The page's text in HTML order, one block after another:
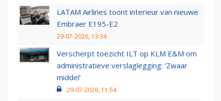
LATAM Airlines toont interieur van nieuwe
Embraer E195-E2
29-07-2026, 13:34
Verscherpt toezicht ILT op KLM E&M om
administratieve verslaglegging: ‘Zwaar
middel’
29-07-2026, 11:54